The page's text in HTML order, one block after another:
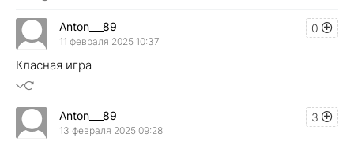
0
Anton___89
11 февраля 2025 10:37
Класная игра
3
Anton___89
13 февраля 2025 09:28